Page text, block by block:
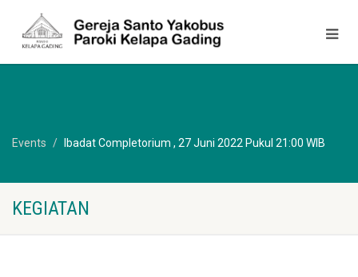
Events Ibadat Completorium , 27 Juni 2022 Pukul 21:00 WIB
KEGIATAN